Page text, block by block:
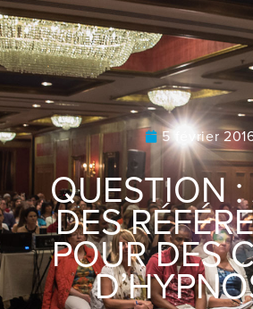
5 février
QUESTION :
DES
POUR DES